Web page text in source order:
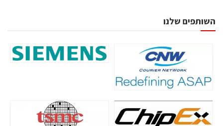
השותפים שלנו